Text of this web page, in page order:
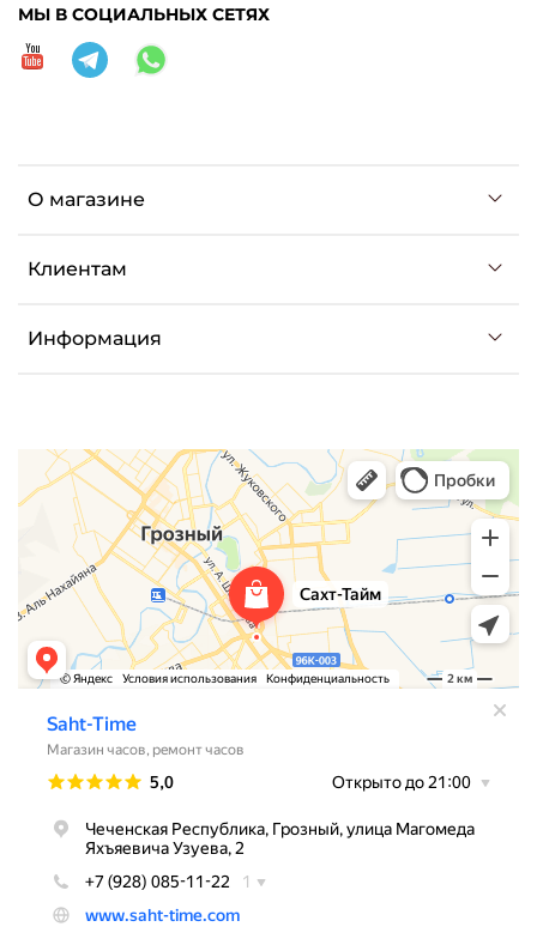
О магазине
Клиентам
Информация
МЫ В СОЦИАЛЬНЫХ СЕТЯХ